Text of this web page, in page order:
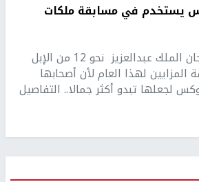
يستخدم في مسابقة ملكات
استبعد منظمو مهرجان الملك عبدالعزيز نحو 12 من الإبل
لهذا العام لأن أصحابها
لجعلها تبدو أكثر جمالا.. التفاصيل